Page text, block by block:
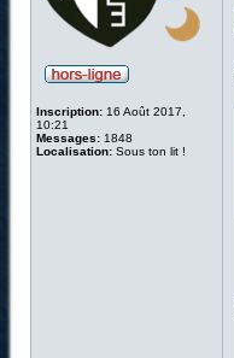
Inscription: 16 Août 2017,
10:21
Messages: 1848
Localisation: Sous ton lit !